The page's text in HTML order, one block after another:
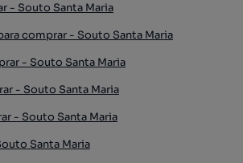
- Souto Santa Maria
comprar - Souto Santa Maria
- Souto Santa Maria
- Souto Santa Maria
- Souto Santa Maria
Santa Maria